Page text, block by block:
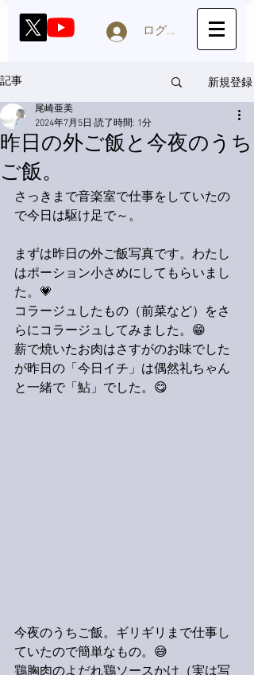
ログイン
記事 新規登録
昨日の外ご飯と今夜のうち
ご飯。
尾崎亜美
2024年7月5日 読了時間: 1分
さっきまで音楽室で仕事をしていたの
で今日は駆け足で～。
まずは昨日の外ご飯写真です。わたし
はポーション小さめにしてもらいまし
た。💗
コラージュしたもの（前菜など）をさ
らにコラージュしてみました。😁
薪で焼いたお肉はさすがのお味でした
が昨日の「今日イチ」は偶然礼ちゃん
と一緒で「鮎」でした。😋
今夜のうちご飯。ギリギリまで仕事し
ていたので簡単なもの。😅
鶏胸肉のよだれ鶏ソースかけ（実は写